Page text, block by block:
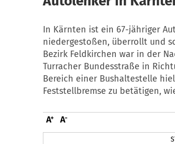
In Kärnten ist ein 67-jähriger
niedergestoßen, überrollt und
Bezirk Feldkirchen war in der
Turracher Bundesstraße in
Bereich einer Bushaltestelle
Feststellbremse zu betätigen,